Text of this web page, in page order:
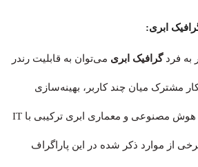
ابری:
به فردگرافیک ابری می‌توان به قابلیت رندر
مشترک میان چند کاربر، بهینه‌سازی
سفارش منابع بر اساس هوش مصنوعی و معماری ابری ترکیبی با IT
از موارد ذکر شده در این پاراگراف